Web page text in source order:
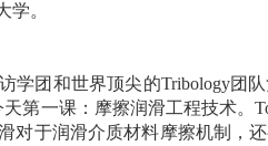
。
学团和世界顶尖的Tribology团队
第一课：摩擦润滑工程技术。
对于润滑介质材料摩擦机制，